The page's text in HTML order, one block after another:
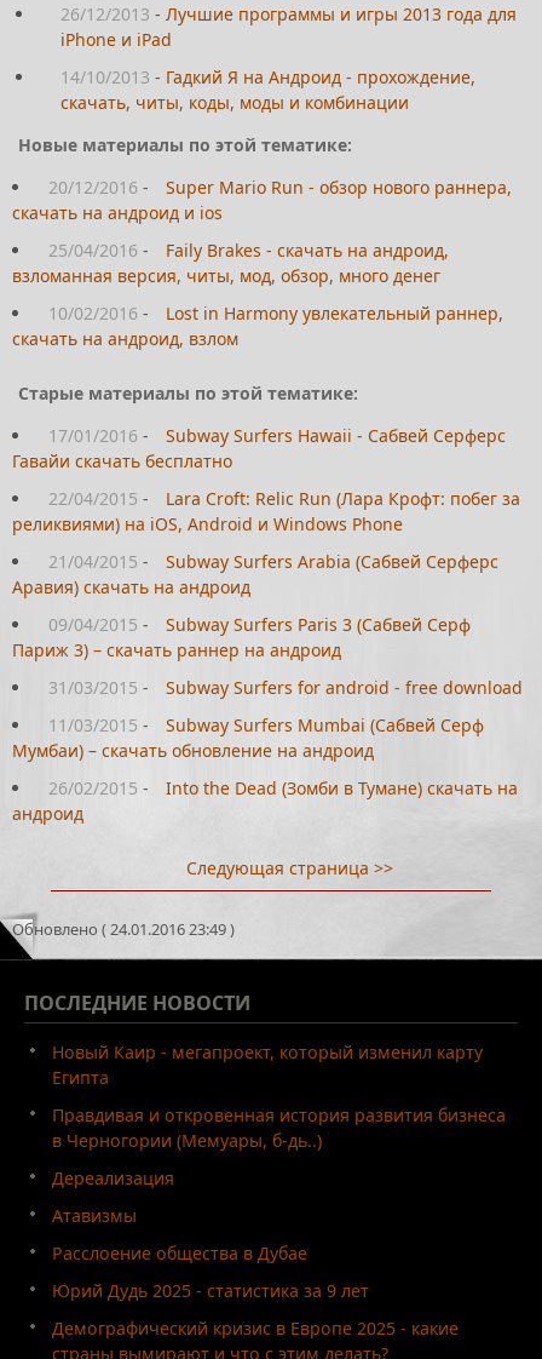
26/12/2013 - Лучшие программы и игры 2013 года для
iPhone и iPad
14/10/2013 - Гадкий Я на Андроид - прохождение,
скачать, читы, коды, моды и комбинации
Новые материалы по этой тематике:
20/12/2016 -
Super Mario Run - обзор нового раннера,
скачать на андроид и ios
25/04/2016 -
Faily Brakes - скачать на андроид,
взломанная версия, читы, мод, обзор, много денег
10/02/2016 -
Lost in Harmony увлекательный раннер,
скачать на андроид, взлом
Старые материалы по этой тематике:
17/01/2016 -
Subway Surfers Hawaii - Сабвей Серферс
Гавайи скачать бесплатно
22/04/2015 -
Lara Croft: Relic Run (Лара Крофт: побег за
реликвиями) на iOS, Android и Windows Phone
21/04/2015 -
Subway Surfers Arabia (Сабвей Серферс
Аравия) скачать на андроид
09/04/2015 -
Subway Surfers Paris 3 (Сабвей Серф
Париж 3) – скачать раннер на андроид
31/03/2015 -
Subway Surfers for android - free download
11/03/2015 -
Subway Surfers Mumbai (Сабвей Серф
Мумбаи) – скачать обновление на андроид
26/02/2015 -
Into the Dead (Зомби в Тумане) скачать на
андроид
Следующая страница >>
Обновлено ( 24.01.2016 23:49 )
ПОСЛЕДНИЕ НОВОСТИ
Новый Каир - мегапроект, который изменил карту
Египта
Правдивая и откровенная история развития бизнеса
в Черногории (Мемуары, б-дь..)
Дереализация
Атавизмы
Расслоение общества в Дубае
Юрий Дудь 2025 - статистика за 9 лет
Демографический кризис в Европе 2025 - какие
страны вымирают и что с этим делать?